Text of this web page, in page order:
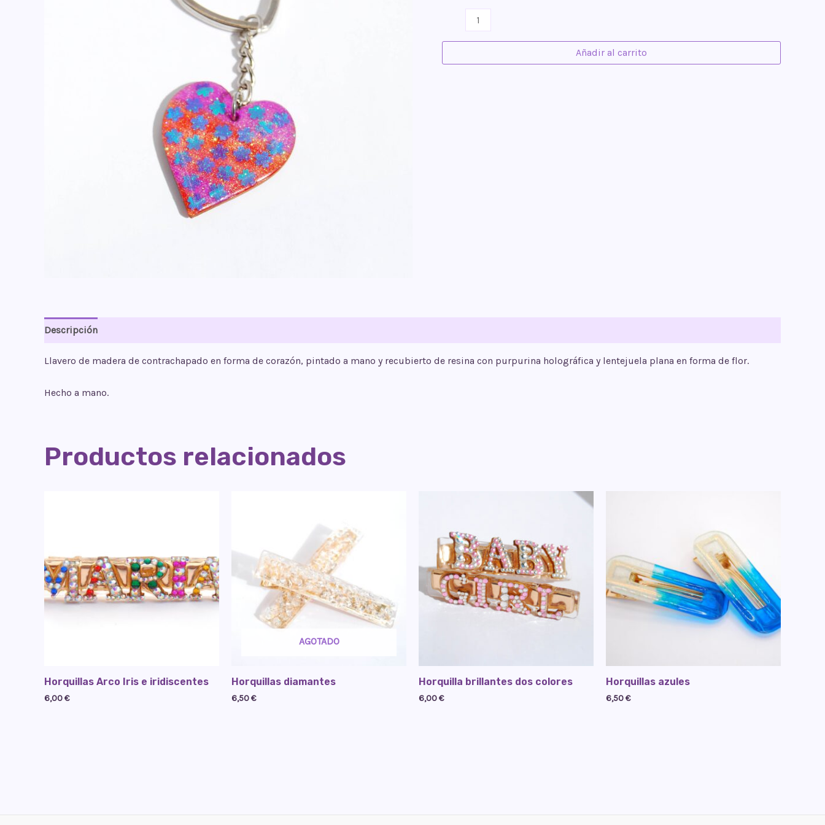
corazón
cantidad
Añadir al carrito
Descripción
Llavero de madera de contrachapado en forma de corazón, pintado a mano y recubierto de resina con purpurina holográfica y lentejuela plana en forma de flor.
Hecho a mano.
Productos relacionados
Horquillas Arco Iris e iridiscentes
6,00€
AGOTADO
Horquillas diamantes
6,50€
Horquilla brillantes dos colores
6,00€
Horquillas azules
6,50€